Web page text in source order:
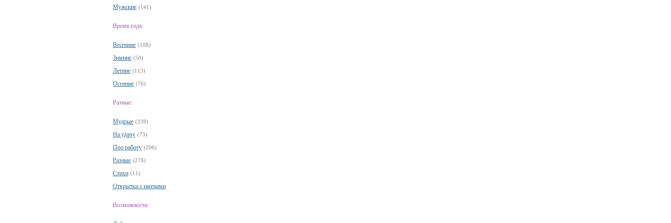
Мужские (141)
Время года:
Весенние (108)
Зимние (50)
Летние (113)
Осенние (76)
Разные:
Мудрые (339)
На удачу (73)
Про работу (206)
Разные (278)
Стихи (11)
Открытки с именами
Возможности: